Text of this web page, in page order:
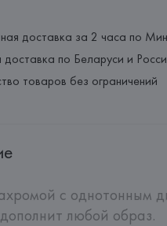
доставка за 2 часа по
доставка по Беларуси и
товаров без ограничений
с однотонным
любой образ.